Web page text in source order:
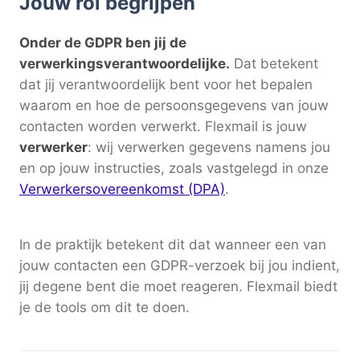
Onder de GDPR ben jij de
verwerkingsverantwoordelijke. Dat betekent
dat jij verantwoordelijk bent voor het bepalen
waarom en hoe de persoonsgegevens van jouw
contacten worden verwerkt. Flexmail is jouw
verwerker: wij verwerken gegevens namens jou
en op jouw instructies, zoals vastgelegd in onze
Verwerkersovereenkomst (DPA).
In de praktijk betekent dit dat wanneer een van
jouw contacten een GDPR-verzoek bij jou indient,
jij degene bent die moet reageren. Flexmail biedt
je de tools om dit te doen.